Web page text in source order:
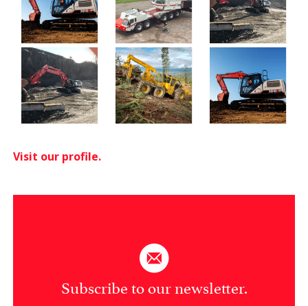
Visit our profile.
Subscribe to our newsletter.